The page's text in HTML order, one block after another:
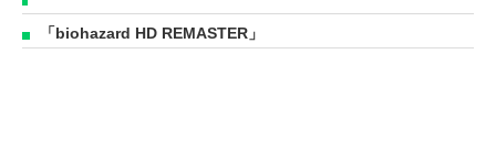
「biohazard HD REMASTER」